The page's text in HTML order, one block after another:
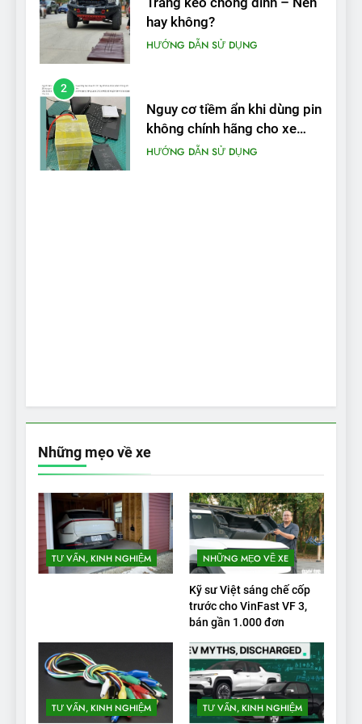
hay không?
HƯỚNG DẪN SỬ DỤNG
2
Nguy cơ tiềm ẩn khi dùng pin
không chính hãng cho xe
máy điện
HƯỚNG DẪN SỬ DỤNG
Những mẹo về xe
TƯ VẤN, KINH NGHIỆM NHỮNG MẸO VỀ XE
Kỹ sư Việt sáng chế cốp
trước cho VinFast VF 3,
bán gần 1.000 đơn
TƯ VẤN, KINH NGHIỆM TƯ VẤN, KINH NGHIỆM